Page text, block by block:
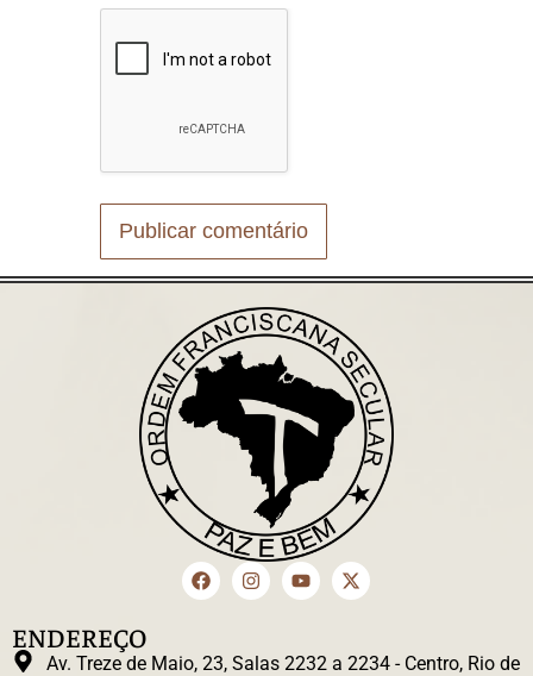
ENDEREÇO
Av. Treze de Maio, 23, Salas 2232 a 2234 - Centro, Rio de